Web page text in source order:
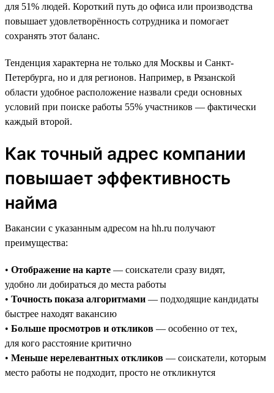
для 51% людей. Короткий путь до офиса или производства
повышает удовлетворённость сотрудника и помогает
сохранять этот баланс.
Тенденция характерна не только для Москвы и Санкт-
Петербурга, но и для регионов. Например, в Рязанской
области удобное расположение назвали среди основных
условий при поиске работы 55% участников — фактически
каждый второй.
Как точный адрес компании
повышает эффективность
найма
Вакансии с указанным адресом на hh.ru получают
преимущества:
• Отображение на карте — соискатели сразу видят,
удобно ли добираться до места работы
• Точность показа алгоритмами — подходящие кандидаты
быстрее находят вакансию
• Больше просмотров и откликов — особенно от тех,
для кого расстояние критично
• Меньше нерелевантных откликов — соискатели, которым
место работы не подходит, просто не откликнутся